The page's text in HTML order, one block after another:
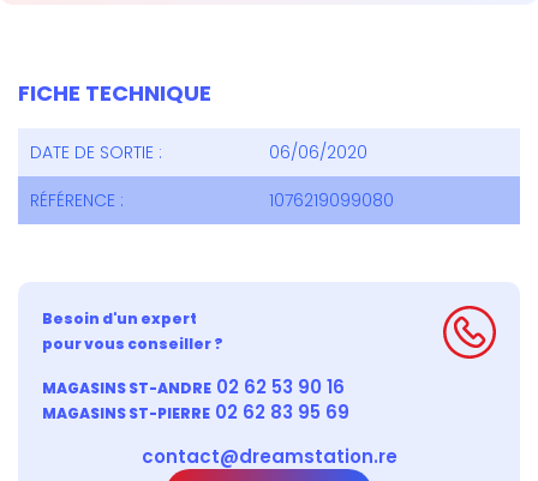
FICHE TECHNIQUE
DATE DE SORTIE :
06/06/2020
RÉFÉRENCE :
1076219099080
Besoin d'un expert
pour vous conseiller ?
MAGASINS ST-ANDRE 02 62 53 90 16
MAGASINS ST-PIERRE 02 62 83 95 69
contact@dreamstation.re